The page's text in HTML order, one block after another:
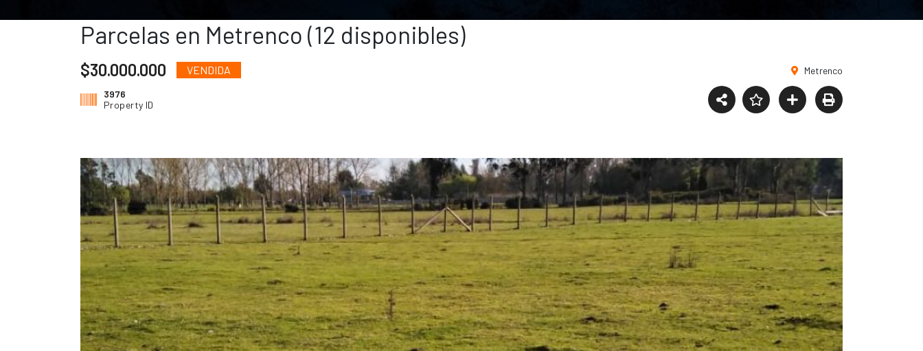
Parcelas en Metrenco (12 disponibles)
$30.000.000 VENDIDA Metrenco
3976
Property ID